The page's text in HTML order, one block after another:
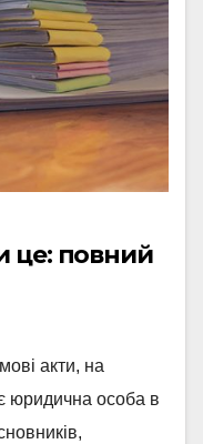
це: повний
акти, на
юридична особа в